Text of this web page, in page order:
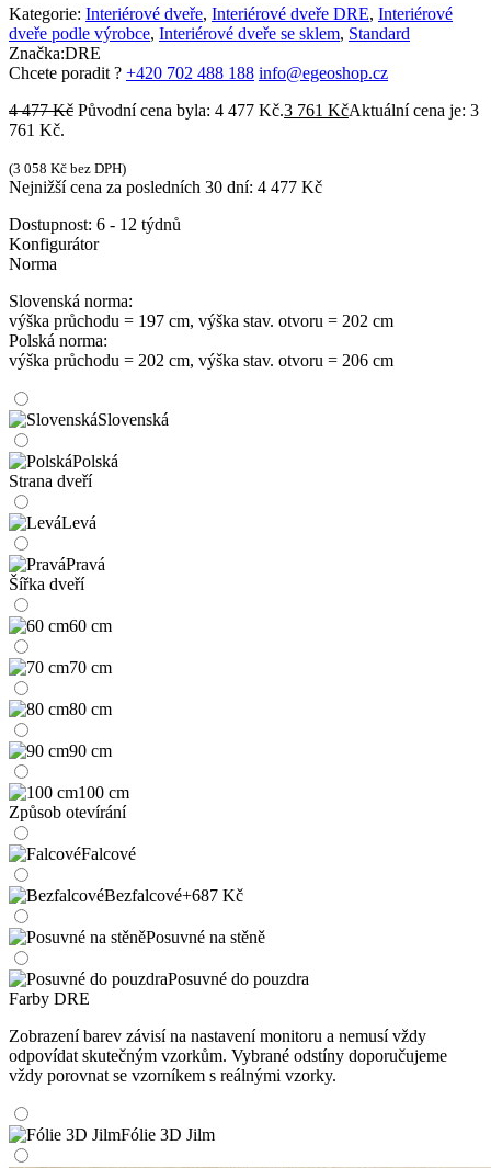
Kategorie: Interiérové dveře, Interiérové dveře DRE, Interiérové
dveře podle výrobce, Interiérové dveře se sklem, Standard
Značka:DRE
Chcete poradit ? +420 702 488 188 info@egeoshop.cz
4 477Kč Původní cena byla: 4 477 Kč.3 761 KčAktuální cena je: 3
761 Kč.
(3 058 Kč bez DPH)
Nejnižší cena za posledních 30 dní: 4 477 Kč
Dostupnost: 6 - 12 týdnů
Konfigurátor
Norma
Slovenská norma:
výška průchodu = 197 cm, výška stav. otvoru = 202 cm
Polská norma:
výška průchodu = 202 cm, výška stav. otvoru = 206 cm
Slovenská
Polská
Strana dveří
Levá
Pravá
Šířka dveří
60 cm
70 cm
80 cm
90 cm
100 cm
Způsob otevírání
Falcové
Bezfalcové+687 Kč
Posuvné na stěně
Posuvné do pouzdra
Farby DRE
Zobrazení barev závisí na nastavení monitoru a nemusí vždy
odpovídat skutečným vzorkům. Vybrané odstíny doporučujeme
vždy porovnat se vzorníkem s reálnými vzorky.
Fólie 3D Jilm